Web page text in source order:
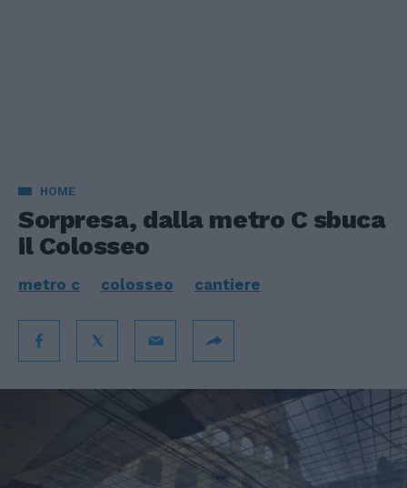
HOME
Sorpresa, dalla metro C sbuca
il Colosseo
metro c colosseo cantiere